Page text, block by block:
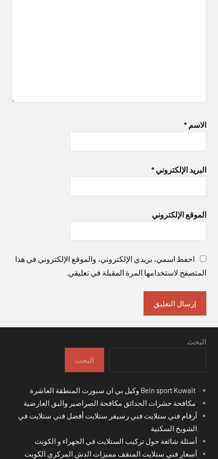
الاسم *
البريد الإلكتروني *
الموقع الإلكتروني
احفظ اسمي، بريدي الإلكتروني، والموقع الإلكتروني في هذا
المتصفح لاستخدامها المرة المقبلة في تعليقي.
البحث
البحث
مكافحة حشرات الحدائق مكافحة الصراصير والبق العارضية
أرقام فني ستلايت فني رسيفر ستلايت أفضل فني ستلايت في
الشويخ السكنية
أسئلة شائعة حول تركيب الستلايت في الجهراء و الكويت
أسعار فني ستلايت المنقف مميزات الدش المركزي الكويت